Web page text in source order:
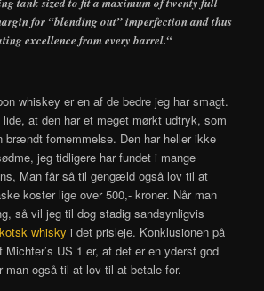
for “blending out” imperfection and thus
excellence from every barrel.“
whiskey er en af de bedre jeg har smagt.
at den har et meget mørkt udtryk, som
fornemmelse. Den har heller ikke
jeg tidligere har fundet i mange
Man får så til gengæld også lov til at
koster lige over 500,- kroner. Når man
så vil jeg til dog stadig sandsynligvis
whisky i det prisleje. Konklusionen på
Michter’s US 1 er, at det er en yderst god
man også til at lov til at betale for.